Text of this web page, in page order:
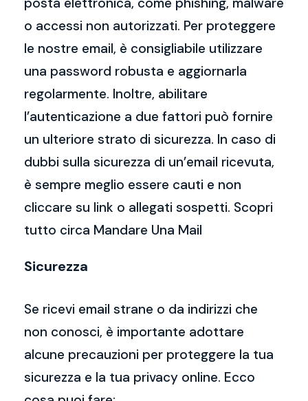
o accessi non autorizzati. Per proteggere
le nostre email, è consigliabile utilizzare
una password robusta e aggiornarla
regolarmente. Inoltre, abilitare
l’autenticazione a due fattori può fornire
un ulteriore strato di sicurezza. In caso di
dubbi sulla sicurezza di un’email ricevuta,
è sempre meglio essere cauti e non
cliccare su link o allegati sospetti. Scopri
tutto circa Mandare Una Mail
Sicurezza
Se ricevi email strane o da indirizzi che
non conosci, è importante adottare
alcune precauzioni per proteggere la tua
sicurezza e la tua privacy online. Ecco